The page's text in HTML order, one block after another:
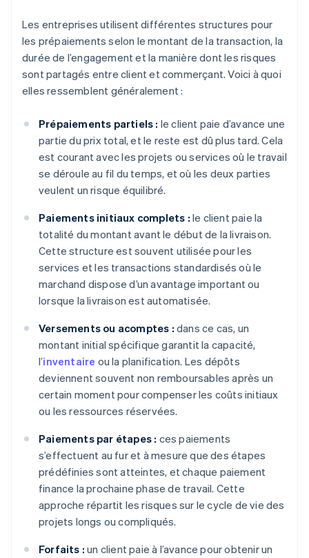
Les entreprises utilisent différentes structures pour
les prépaiements selon le montant de la transaction, la
durée de l’engagement et la manière dont les risques
sont partagés entre client et commerçant. Voici à quoi
elles ressemblent généralement :
Prépaiements partiels : le client paie d’avance une
partie du prix total, et le reste est dû plus tard. Cela
est courant avec les projets ou services où le travail
se déroule au fil du temps, et où les deux parties
veulent un risque équilibré.
Paiements initiaux complets : le client paie la
totalité du montant avant le début de la livraison.
Cette structure est souvent utilisée pour les
services et les transactions standardisés où le
marchand dispose d’un avantage important ou
lorsque la livraison est automatisée.
Versements ou acomptes : dans ce cas, un
montant initial spécifique garantit la capacité,
l’inventaire ou la planification. Les dépôts
deviennent souvent non remboursables après un
certain moment pour compenser les coûts initiaux
ou les ressources réservées.
Paiements par étapes : ces paiements
s’effectuent au fur et à mesure que des étapes
prédéfinies sont atteintes, et chaque paiement
finance la prochaine phase de travail. Cette
approche répartit les risques sur le cycle de vie des
projets longs ou compliqués.
Forfaits : un client paie à l’avance pour obtenir un